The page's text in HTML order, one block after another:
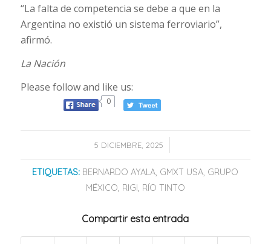
“La falta de competencia se debe a que en la
Argentina no existió un sistema ferroviario”,
afirmó.
La Nación
Please follow and like us:
0
5 DICIEMBRE, 2025
/
ETIQUETAS: BERNARDO AYALA, GMXT USA, GRUPO
MÉXICO, RIGI, RÍO TINTO
Compartir esta entrada